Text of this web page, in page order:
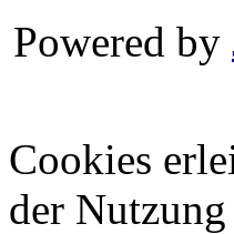
Powered by
Cookies
der